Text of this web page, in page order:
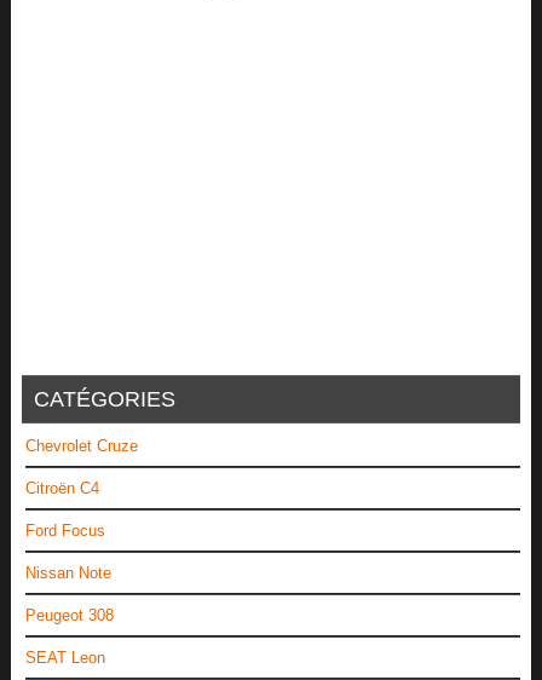
CATÉGORIES
Chevrolet Cruze
Citroën C4
Ford Focus
Nissan Note
Peugeot 308
SEAT Leon